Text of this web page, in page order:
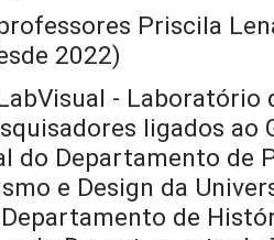
Priscila
2022)
- Laboratório
ligados ao
do Departamento de
e Design da
Departamento de